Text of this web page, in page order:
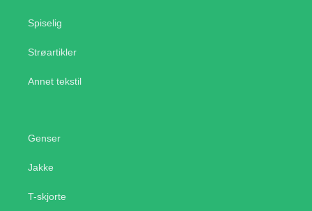
Spiselig
Strøartikler
Annet tekstil
Genser
Jakke
T-skjorte